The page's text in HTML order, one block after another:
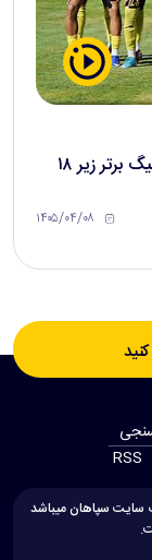
قهرمانی فولاد مبارکه سپاهان در مسابقات لیگ برتر زیر ۱۸
۱۴۰۵/۰۴/۰۸
RSS
سایت سپاهان میباشد